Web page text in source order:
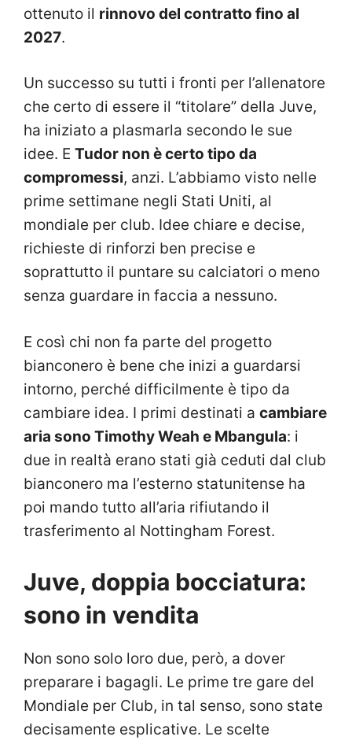
ottenuto il rinnovo del contratto fino al
2027.
Un successo su tutti i fronti per l’allenatore
che certo di essere il “titolare” della Juve,
ha iniziato a plasmarla secondo le sue
idee. E Tudor non è certo tipo da
compromessi, anzi. L’abbiamo visto nelle
prime settimane negli Stati Uniti, al
mondiale per club. Idee chiare e decise,
richieste di rinforzi ben precise e
soprattutto il puntare su calciatori o meno
senza guardare in faccia a nessuno.
E così chi non fa parte del progetto
bianconero è bene che inizi a guardarsi
intorno, perché difficilmente è tipo da
cambiare idea. I primi destinati a cambiare
aria sono Timothy Weah e Mbangula: i
due in realtà erano stati già ceduti dal club
bianconero ma l’esterno statunitense ha
poi mando tutto all’aria rifiutando il
trasferimento al Nottingham Forest.
Juve, doppia bocciatura:
sono in vendita
Non sono solo loro due, però, a dover
preparare i bagagli. Le prime tre gare del
Mondiale per Club, in tal senso, sono state
decisamente esplicative. Le scelte